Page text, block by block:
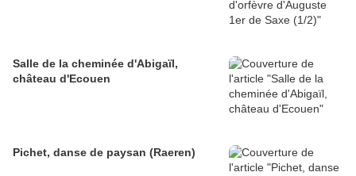
Salle de la cheminée d'Abigaïl,
château d'Ecouen
Pichet, danse de paysan (Raeren)